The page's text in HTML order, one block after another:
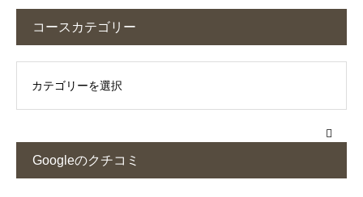
コースカテゴリー
Googleのクチコミ